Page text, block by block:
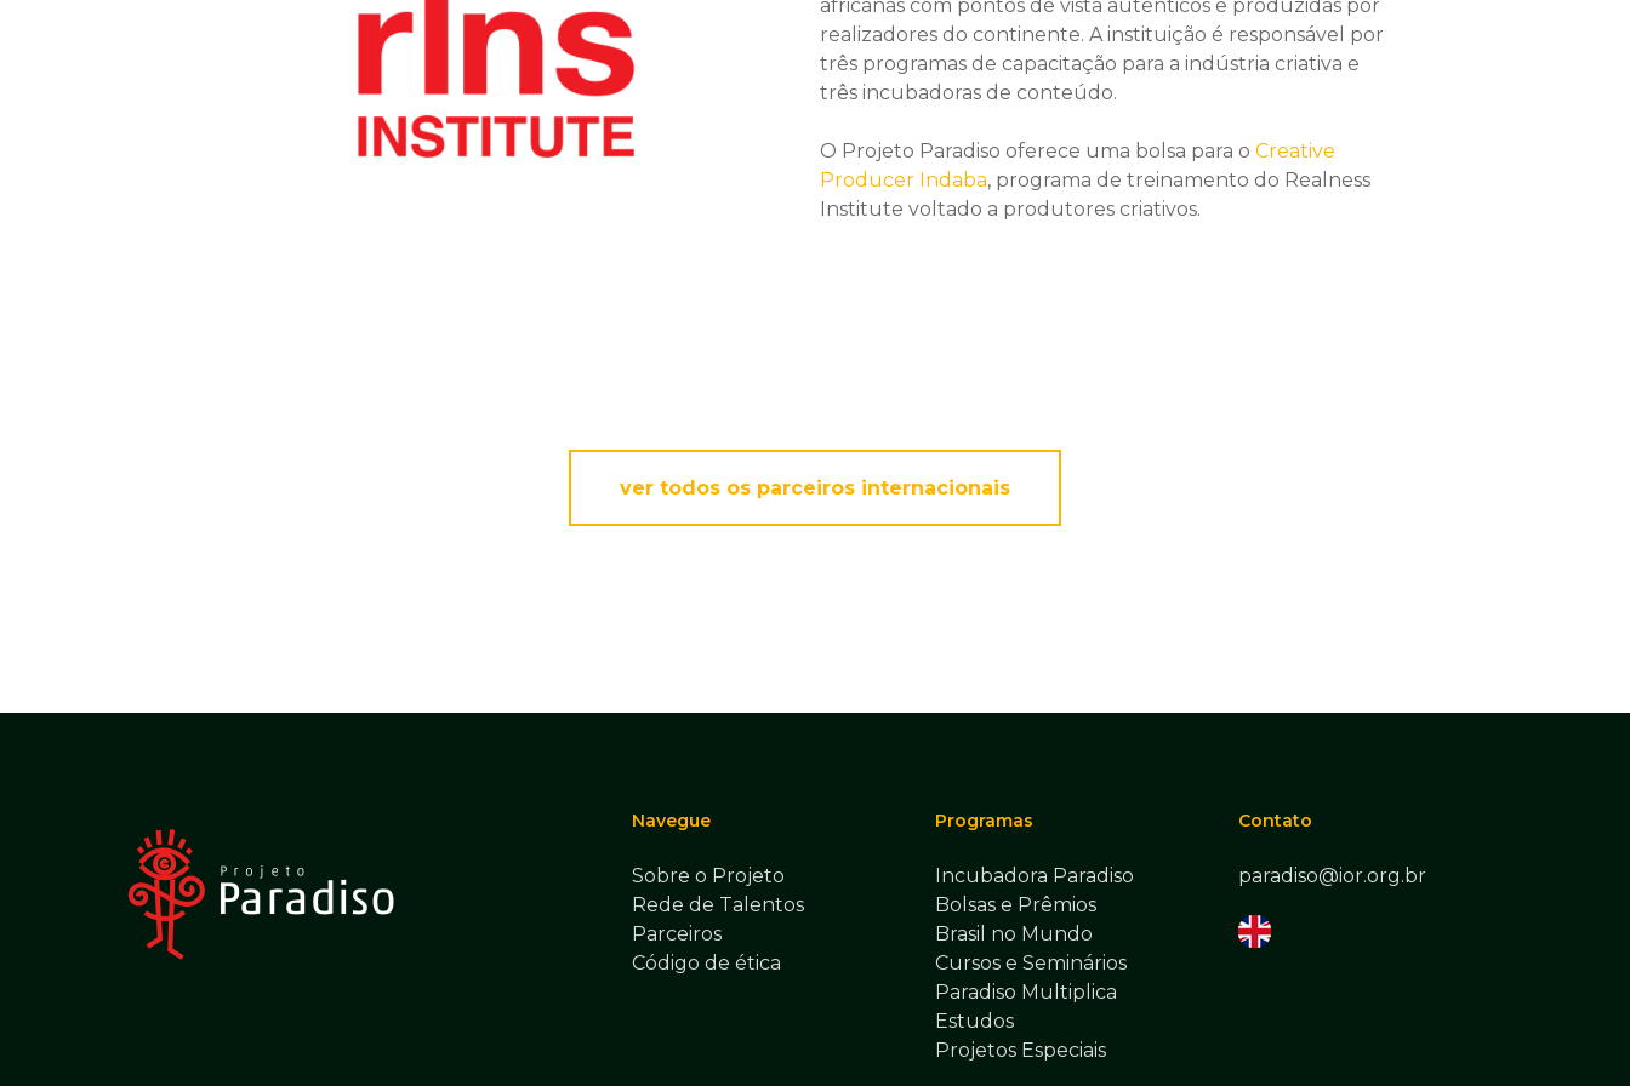
africanas com pontos de vista autênticos e produzidas por
realizadores do continente. A instituição é responsável por
três programas de capacitação para a indústria criativa e
três incubadoras de conteúdo.
O Projeto Paradiso oferece uma bolsa para oCreative
Producer Indaba, programa de treinamento do Realness
Institute voltado a produtores criativos.
ver todos os parceiros internacionais
Navegue
Sobre o Projeto
Rede de Talentos
Parceiros
Código de ética
Programas
Incubadora Paradiso
Bolsas e Prêmios
Brasil no Mundo
Cursos e Seminários
Paradiso Multiplica
Estudos
Projetos Especiais
Contato
paradiso@ior.org.br